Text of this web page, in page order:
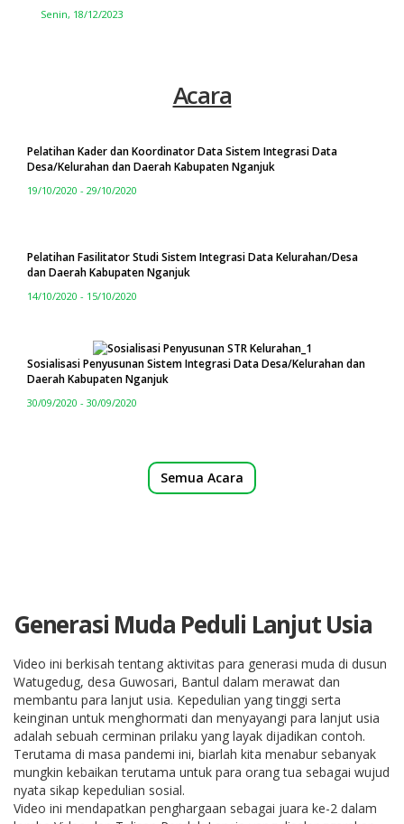
Senin, 18/12/2023
Acara
Pelatihan Kader dan Koordinator Data Sistem Integrasi Data
Desa/Kelurahan dan Daerah Kabupaten Nganjuk
19/10/2020 - 29/10/2020
Pelatihan Fasilitator Studi Sistem Integrasi Data Kelurahan/Desa
dan Daerah Kabupaten Nganjuk
14/10/2020 - 15/10/2020
Sosialisasi Penyusunan Sistem Integrasi Data Desa/Kelurahan dan
Daerah Kabupaten Nganjuk
30/09/2020 - 30/09/2020
Semua Acara
Generasi Muda Peduli Lanjut Usia
Video ini berkisah tentang aktivitas para generasi muda di dusun
Watugedug, desa Guwosari, Bantul dalam merawat dan
membantu para lanjut usia. Kepedulian yang tinggi serta
keinginan untuk menghormati dan menyayangi para lanjut usia
adalah sebuah cerminan prilaku yang layak dijadikan contoh.
Terutama di masa pandemi ini, biarlah kita menabur sebanyak
mungkin kebaikan terutama untuk para orang tua sebagai wujud
nyata sikap kepedulian sosial.
Video ini mendapatkan penghargaan sebagai juara ke-2 dalam